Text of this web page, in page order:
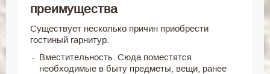
преимущества
Существует несколько причин приобрести
гостиный гарнитур.
Вместительность. Сюда поместятся
необходимые в быту предметы, вещи, ранее